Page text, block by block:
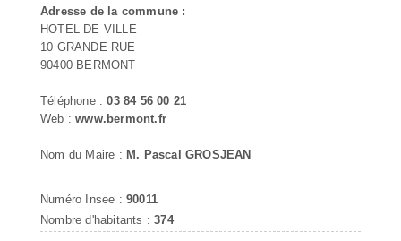
Adresse de la commune :
HOTEL DE VILLE
10 GRANDE RUE
90400 BERMONT
Téléphone :03 84 56 00 21
Web :www.bermont.fr
Nom du Maire : M. Pascal GROSJEAN
Numéro Insee : 90011
Nombre d'habitants :374